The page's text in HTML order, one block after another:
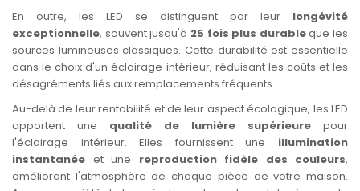
En outre, les LED se distinguent par leur longévité
exceptionnelle, souvent jusqu'à 25 fois plus durableque les
sources lumineuses classiques. Cette durabilité est essentielle
dans le choix d'un éclairage intérieur, réduisant les coûts et les
désagréments liés aux remplacements fréquents.
Au-delà de leur rentabilité et de leur aspect écologique, les LED
apportent une qualité de lumière supérieure pour
l'éclairage intérieur. Elles fournissent une illumination
instantanée et une reproduction fidèle des couleurs,
améliorant l'atmosphère de chaque pièce de votre maison.